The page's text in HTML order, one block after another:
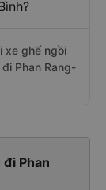
xe ghế ngồi
Phan Rang-
Phan